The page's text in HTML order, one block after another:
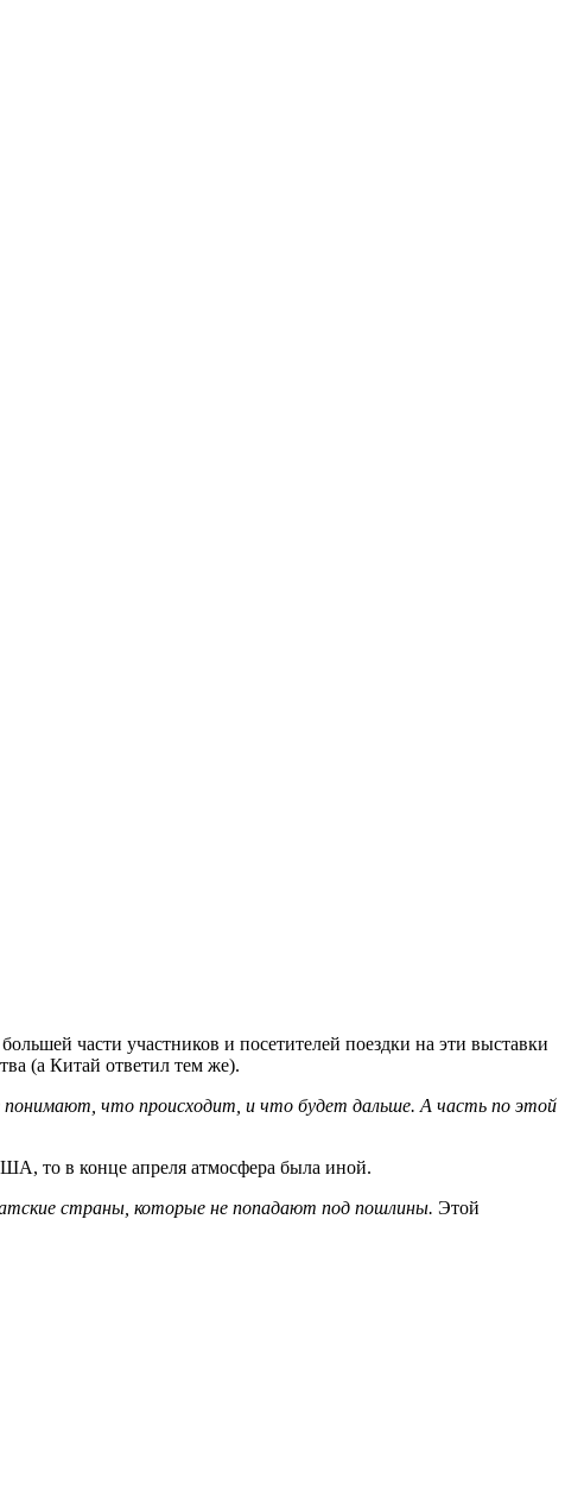
части участников и посетителей поездки на эти выставки
(а Китай ответил тем же).
понимают, что происходит, и что будет дальше. А часть по этой
то в конце апреля атмосфера была иной.
страны, которые не попадают под пошлины. Этой